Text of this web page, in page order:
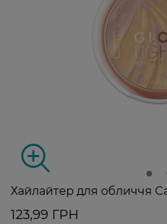
Хайлайтер для обличчя
123,99 ГРН